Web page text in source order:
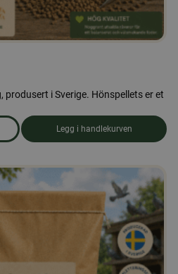
produsert i Sverige. Hönspellets er et
pellets 25 kg
Legg i handlekurven